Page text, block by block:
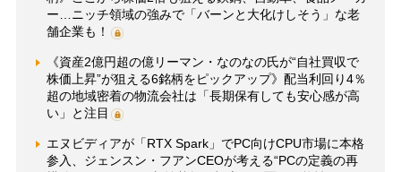
ー…ニッチ領域の強みで「バーンと大化けしそう」な老
舗企業も！
《資産2億円超の億リーマン・なのなの氏が“自社買収で
株価上昇”が狙える6銘柄をピックアップ》配当利回り4％
超の地域密着の物流会社は「長期保有しても安心感が高
い」と注目
エヌビディアが「RTX Spark」でPC向けCPU市場に本格
参入、ジェンスン・フアンCEOが考える“PCの定義の再